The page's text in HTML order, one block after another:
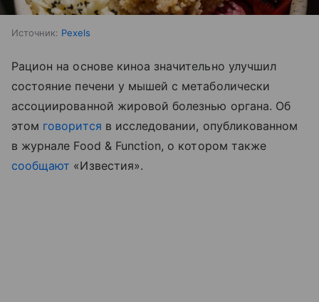
Источник: Pexels
Рацион на основе киноа значительно улучшил
состояние печени у мышей с метаболически
ассоциированной жировой болезнью органа. Об
этом говорится в исследовании, опубликованном
в журнале Food & Function, о котором также
сообщают «Известия».